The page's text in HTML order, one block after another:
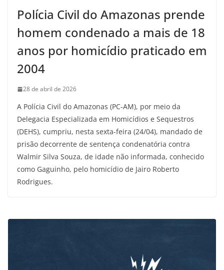
Polícia Civil do Amazonas prende
homem condenado a mais de 18
anos por homicídio praticado em
2004
28 de abril de 2026
A Polícia Civil do Amazonas (PC-AM), por meio da
Delegacia Especializada em Homicídios e Sequestros
(DEHS), cumpriu, nesta sexta-feira (24/04), mandado de
prisão decorrente de sentença condenatória contra
Walmir Silva Souza, de idade não informada, conhecido
como Gaguinho, pelo homicídio de Jairo Roberto
Rodrigues.